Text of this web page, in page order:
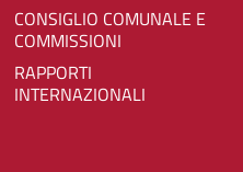
CONSIGLIO COMUNALE E
COMMISSIONI
RAPPORTI
INTERNAZIONALI